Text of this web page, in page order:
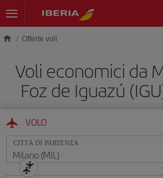
Skip to main content
Offerte voli
Voli economici da
Foz de Iguazú
VOLO
CITTÀ DI PARTENZA